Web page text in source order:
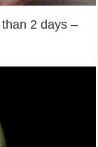
2 days –